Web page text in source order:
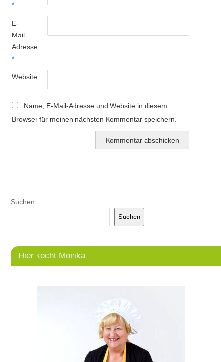
*
E-
Mail-
Adresse
*
Website
Name, E-Mail-Adresse und Website in diesem
Browser für meinen nächsten Kommentar speichern.
Suchen
Suchen
Hier kocht Monika